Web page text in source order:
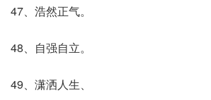
47、浩然正气。
48、自强自立。
49、潇洒人生、